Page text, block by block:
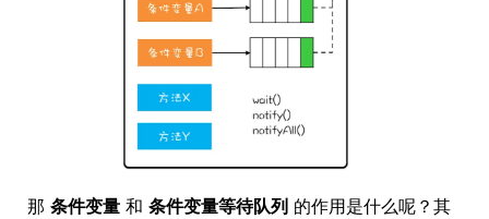
那 条件变量 和 条件变量等待队列 的作用是什么呢？其